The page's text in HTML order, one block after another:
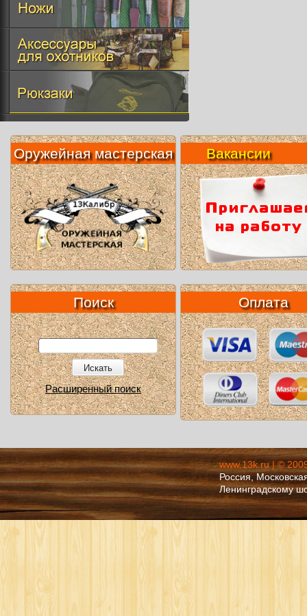
Оружейная мастерская Вакансии
Поиск
Искать
Расширенный поиск
Оплата
www.13k.ru | ©
Россия,
Ленинградскому